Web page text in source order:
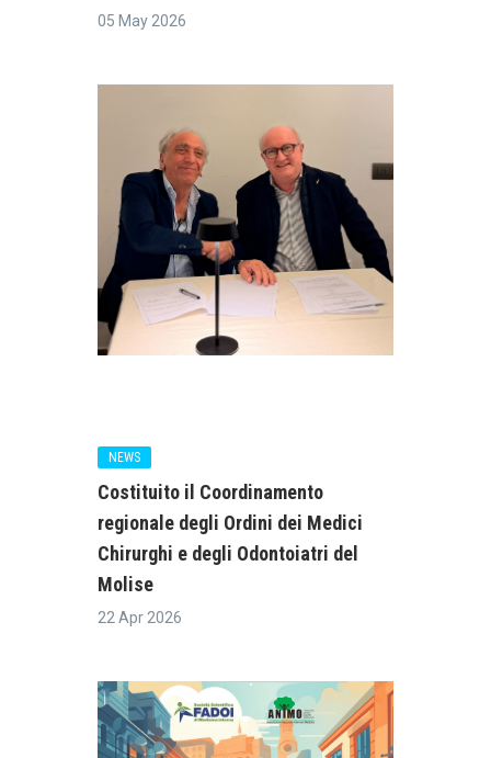
05 May 2026
NEWS
Costituito il Coordinamento
regionale degli Ordini dei Medici
Chirurghi e degli Odontoiatri del
Molise
22 Apr 2026